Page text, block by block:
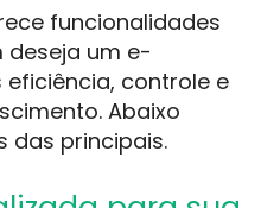
funcionalidades
deseja um e-
controle e
Abaixo
das principais.